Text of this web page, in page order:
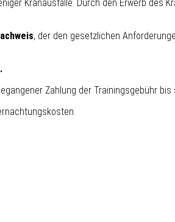
Kranausfälle. Durch den Erwerb des
, der den gesetzlichen
Zahlung der Trainingsgebühr